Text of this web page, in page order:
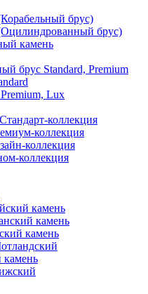
брус)
брус)
камень
брус Standard, Premium
Lux
коллекция
коллекция
коллекция
коллекция
камень
камень
камень